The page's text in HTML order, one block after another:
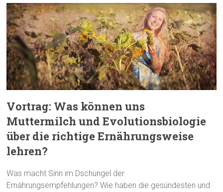
Vortrag: Was können uns
Muttermilch und Evolutionsbiologie
über die richtige Ernährungsweise
lehren?
Was macht Sinn im Dschungel der
Ernährungsempfehlungen? Wie haben die gesündesten und